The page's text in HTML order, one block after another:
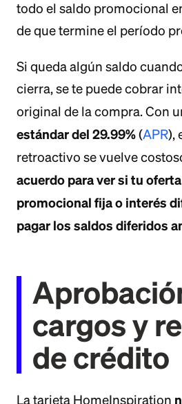
todo el saldo promocional
de que termine el período
Si queda algún saldo
cierra, se te puede cobrar
original de la compra. Con
estándar del 29.99%(APR),
retroactivo se vuelve
acuerdo para ver si tu
promocional fija o interés
pagar los saldos diferidos
cargos y
de crédito
La tarjeta HomeInspiration